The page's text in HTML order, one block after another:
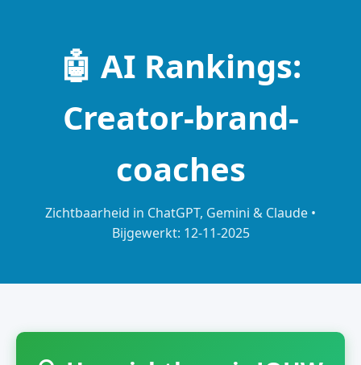
🤖 AI Rankings:
Creator-brand-
coaches
Zichtbaarheid in ChatGPT, Gemini & Claude •
Bijgewerkt: 12-11-2025